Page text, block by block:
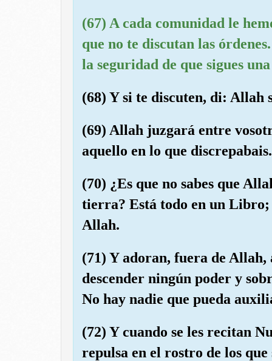
(67) A cada comunidad le
que no te discutan las
la seguridad de que sigues
(68) Y si te discuten, di: Allah
(69) Allah juzgará entre
aquello en lo que discrepabais.
(70) ¿Es que no sabes que
tierra? Está todo en un Libro;
Allah.
(71) Y adoran, fuera de Allah,
descender ningún poder y
No hay nadie que pueda
(72) Y cuando se les recitan
repulsa en el rostro de los